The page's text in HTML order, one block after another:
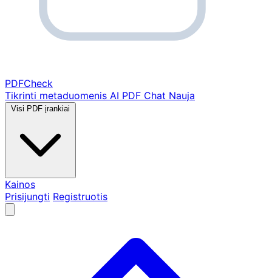
PDFCheck
Tikrinti metaduomenis AI PDF Chat Nauja
Visi PDF įrankiai
Kainos
Prisijungti Registruotis